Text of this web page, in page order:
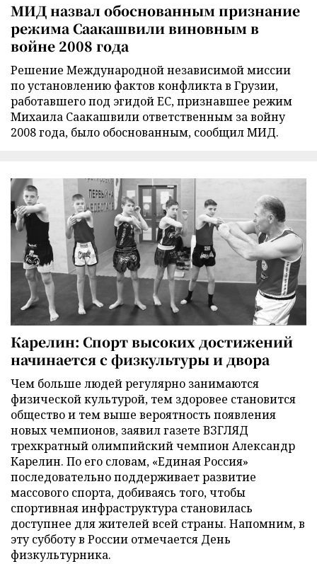
МИД назвал обоснованным признание
режима Саакашвили виновным в
войне 2008 года
Решение Международной независимой миссии
по установлению фактов конфликта в Грузии,
работавшего под эгидой ЕС, признавшее режим
Михаила Саакашвили ответственным за войну
2008 года, было обоснованным, сообщил МИД.
Карелин: Спорт высоких достижений
начинается с физкультуры и двора
Чем больше людей регулярно занимаются
физической культурой, тем здоровее становится
общество и тем выше вероятность появления
новых чемпионов, заявил газете ВЗГЛЯД
трехкратный олимпийский чемпион Александр
Карелин. По его словам, «Единая Россия»
последовательно поддерживает развитие
массового спорта, добиваясь того, чтобы
спортивная инфраструктура становилась
доступнее для жителей всей страны. Напомним, в
эту субботу в России отмечается День
физкультурника.